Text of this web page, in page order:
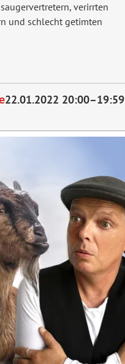
verirrten
und schlecht getimten
22.01.2022 20:00–19:59